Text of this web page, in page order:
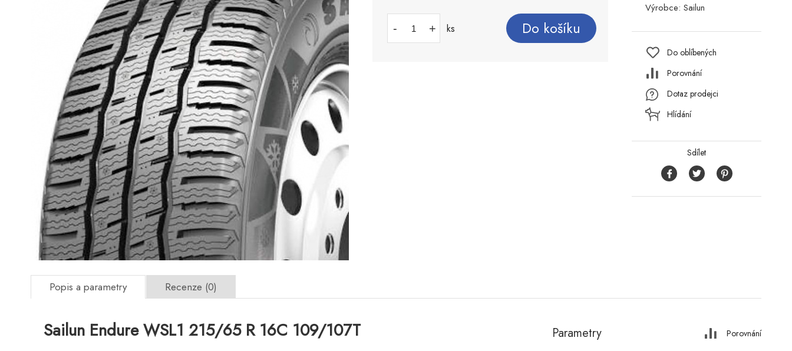
- + ks Do košíku
Výrobce: Sailun
Do oblíbených
Porovnání
Dotaz prodejci
Hlídání
Sdílet
Popis a parametry Recenze (0)
Sailun Endure WSL1 215/65 R 16C 109/107T Parametry Porovnání